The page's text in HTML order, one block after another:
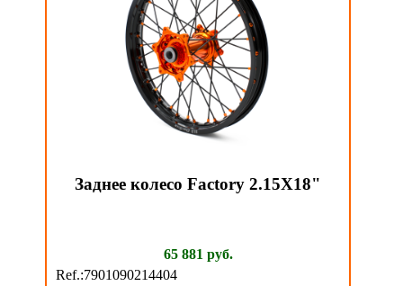
Заднее колесо Factory 2.15X18"
65 881 руб.
Ref.:7901090214404